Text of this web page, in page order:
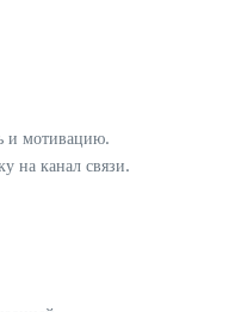
и мотивацию.
на канал связи.